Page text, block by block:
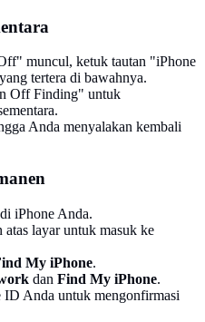
muncul, ketuk tautan "iPhone
tertera di bawahnya.
Off Finding" untuk
Anda menyalakan kembali
di iPhone Anda.
layar untuk masuk ke
My iPhone.
dan Find My iPhone.
Anda untuk mengonfirmasi